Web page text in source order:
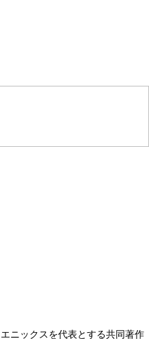
ニックスを代表とする共同著作